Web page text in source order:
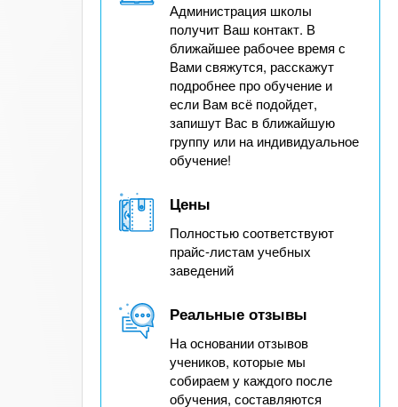
Администрация школы
получит Ваш контакт. В
ближайшее рабочее время с
Вами свяжутся, расскажут
подробнее про обучение и
если Вам всё подойдет,
запишут Вас в ближайшую
группу или на индивидуальное
обучение!
Цены
Полностью соответствуют
прайс-листам учебных
заведений
Реальные отзывы
На основании отзывов
учеников, которые мы
собираем у каждого после
обучения, составляются